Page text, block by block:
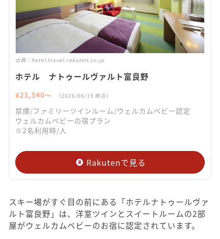
出典： hotel.travel.rakuten.co.jp
ホテル ナトゥールヴァルト富良野
¥23,540〜 （2026/06/19 時点）
禁煙/ファミリーツインルーム/ウェルカムベビー認定
ウェルカムベビーの宿プラン
※2名利用時/人
Rakutenで見る
スキー場がすぐ目の前にある「ホテルナトゥールヴァ
ルト富良野」は、洋室ツインとスイートルームの2部
屋がウェルカムベビーのお宿に認定されています。